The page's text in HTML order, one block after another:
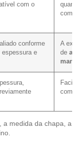
com o
conforme
espessura e
A
de
com
a medida da chapa, a